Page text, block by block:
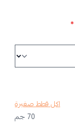
*
اكل قطط صغيرة
70 جم